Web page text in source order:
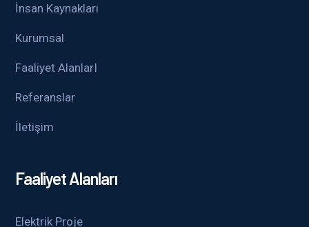
İnsan Kaynakları
Kurumsal
Faaliyet AlanlarI
Referanslar
İletişim
Faaliyet Alanları
Elektrik Proje